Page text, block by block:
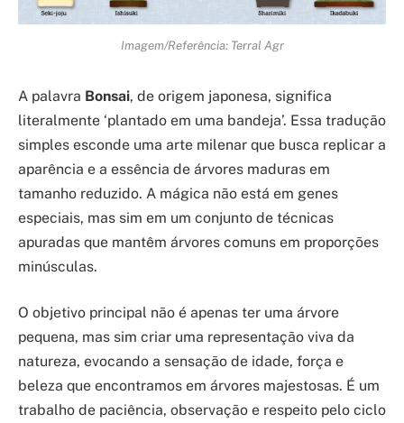
Imagem/Referência: Terral Agr
A palavra Bonsai, de origem japonesa, significa
literalmente ‘plantado em uma bandeja’. Essa tradução
simples esconde uma arte milenar que busca replicar a
aparência e a essência de árvores maduras em
tamanho reduzido. A mágica não está em genes
especiais, mas sim em um conjunto de técnicas
apuradas que mantêm árvores comuns em proporções
minúsculas.
O objetivo principal não é apenas ter uma árvore
pequena, mas sim criar uma representação viva da
natureza, evocando a sensação de idade, força e
beleza que encontramos em árvores majestosas. É um
trabalho de paciência, observação e respeito pelo ciclo